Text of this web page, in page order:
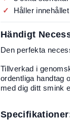
Håller
Händigt
Den perfekta
Tillverkad i
ordentliga handtag
med dig ditt smink